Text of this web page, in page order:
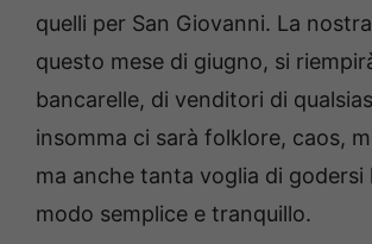
quelli per San Giovanni. La
questo mese di giugno, si
bancarelle, di venditori di
insomma ci sarà folklore, caos,
ma anche tanta voglia di godersi
modo semplice e tranquillo.